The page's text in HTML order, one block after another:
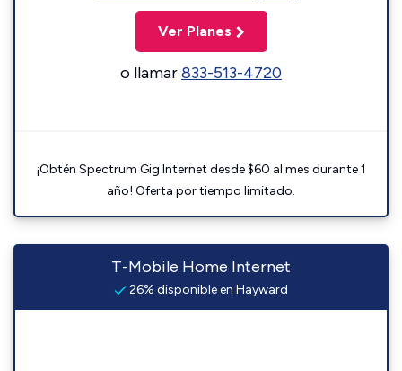
Ver Planes
o llamar833-513-4720
¡Obtén Spectrum Gig Internet desde $60 al mes durante 1
año! Oferta por tiempo limitado.
T-Mobile Home Internet
26% disponible en Hayward